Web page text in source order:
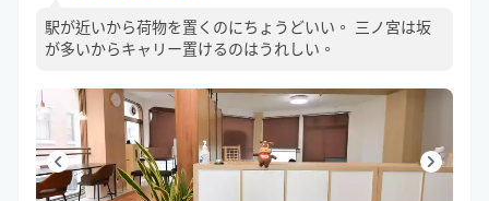
駅が近いから荷物を置くのにちょうどいい。 三ノ宮は坂
が多いからキャリー置けるのはうれしい。